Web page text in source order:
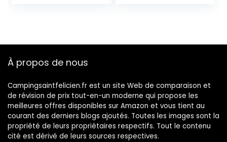
jaune
À propos de nous
Campingsaintfelicien.fr est un site Web de comparaison et
de révision de prix tout-en-un moderne qui propose les
meilleures offres disponibles sur Amazon et vous tient au
courant des derniers blogs ajoutés. Toutes les images sont la
propriété de leurs propriétaires respectifs. Tout le contenu
cité est dérivé de leurs sources respectives.